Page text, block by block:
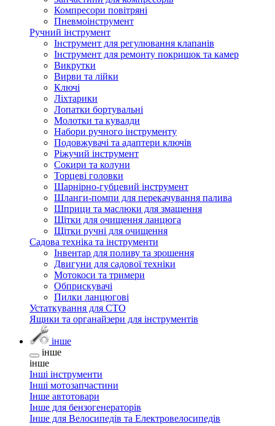
Компресори повітряні
Пневмоінструмент
Ручний інструмент
Інструмент для регулювання клапанів
Інструмент для ремонту покришок та камер
Викрутки
Вирви та лійки
Ключі
Ліхтарики
Лопатки бортувальні
Молотки та кувалди
Набори ручного інструменту
Подовжувачі та адаптери ключів
Ріжучий інструмент
Сокири та колуни
Торцеві головки
Шарнірно-губцевий інструмент
Шланги-помпи для перекачування палива
Шприци та маслюки для змащення
Щітки для очищення ланцюга
Щітки ручні для очищення
Садова техніка та інструменти
Інвентар для поливу та зрошення
Двигуни для садової техніки
Мотокоси та тримери
Обприскувачі
Пилки ланцюгові
Устаткування для СТО
Ящики та органайзери для інструментів
інше
інше
інше
Інші інструменти
Інші мотозапчастини
Інше автотовари
Інше для бензогенераторів
Інше для Велосипедів та Електровелосипедів